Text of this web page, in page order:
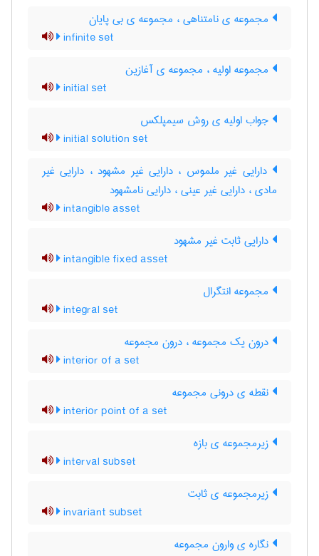
مجموعه ی نامتناهی ، مجموعه ی بی پایان
infinite set
مجموعه اولیه ، مجموعه ی آغازین
initial set
جواب اولیه ی روش سیمپلکس
initial solution set
دارایی غیر ملموس ، دارایی غیر مشهود ، دارایی غیر
مادی ، دارایی غیر عینی ، دارایی نامشهود
intangible asset
دارایی ثابت غیر مشهود
intangible fixed asset
مجموعه انتگرال
integral set
درون یک مجموعه ، درون مجموعه
interior of a set
نقطه ی درونی مجموعه
interior point of a set
زیرمجموعه ی بازه
interval subset
زیرمجموعه ی ثابت
invariant subset
نگاره ی وارون مجموعه